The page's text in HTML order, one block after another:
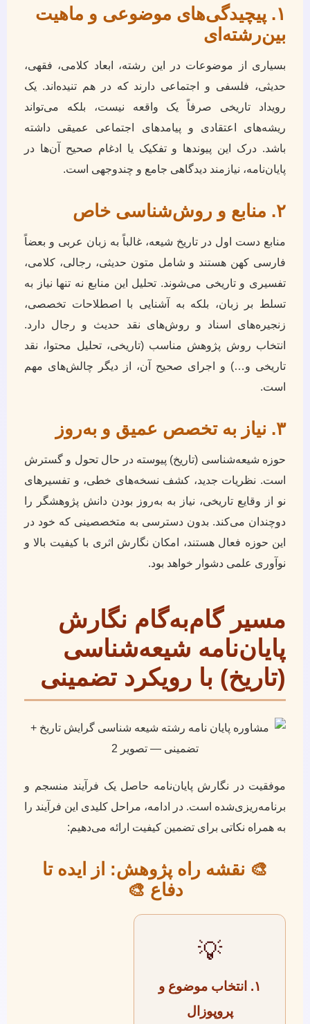
۱. پیچیدگی‌های موضوعی و ماهیت
بین‌رشته‌ای
بسیاری از موضوعات در این رشته، ابعاد کلامی، فقهی،
حدیثی، فلسفی و اجتماعی دارند که در هم تنیده‌اند. یک
رویداد تاریخی صرفاً یک واقعه نیست، بلکه می‌تواند
ریشه‌های اعتقادی و پیامدهای اجتماعی عمیقی داشته
باشد. درک این پیوندها و تفکیک یا ادغام صحیح آن‌ها در
پایان‌نامه، نیازمند دیدگاهی جامع و چندوجهی است.
۲. منابع و روش‌شناسی خاص
منابع دست اول در تاریخ شیعه، غالباً به زبان عربی و بعضاً
فارسی کهن هستند و شامل متون حدیثی، رجالی، کلامی،
تفسیری و تاریخی می‌شوند. تحلیل این منابع نه تنها نیاز به
تسلط بر زبان، بلکه به آشنایی با اصطلاحات تخصصی،
زنجیره‌های اسناد و روش‌های نقد حدیث و رجال دارد.
انتخاب روش پژوهش مناسب (تاریخی، تحلیل محتوا، نقد
تاریخی و…) و اجرای صحیح آن، از دیگر چالش‌های مهم
است.
۳. نیاز به تخصص عمیق و به‌روز
حوزه شیعه‌شناسی (تاریخ) پیوسته در حال تحول و گسترش
است. نظریات جدید، کشف نسخه‌های خطی، و تفسیرهای
نو از وقایع تاریخی، نیاز به به‌روز بودن دانش پژوهشگر را
دوچندان می‌کند. بدون دسترسی به متخصصینی که خود در
این حوزه فعال هستند، امکان نگارش اثری با کیفیت بالا و
نوآوری علمی دشوار خواهد بود.
مسیر گام‌به‌گام نگارش
پایان‌نامه شیعه‌شناسی
(تاریخ) با رویکرد تضمینی
موفقیت در نگارش پایان‌نامه حاصل یک فرآیند منسجم و
برنامه‌ریزی‌شده است. در ادامه، مراحل کلیدی این فرآیند را
به همراه نکاتی برای تضمین کیفیت ارائه می‌دهیم:
🎨 نقشه راه پژوهش: از ایده تا
دفاع 🎨
💡
۱. انتخاب موضوع و
پروپوزال